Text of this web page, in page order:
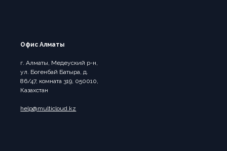
Офис Алматы
г. Алматы, Медеуский р-н,
ул. Богенбай Батыра, д.
86/47, комната 319, 050010,
Казахстан
help@multicloud.kz